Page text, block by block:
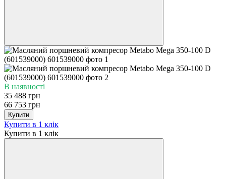
В наявності
35 488 грн
66 753 грн
Купити
Купити в 1 клік
Купити в 1 клік